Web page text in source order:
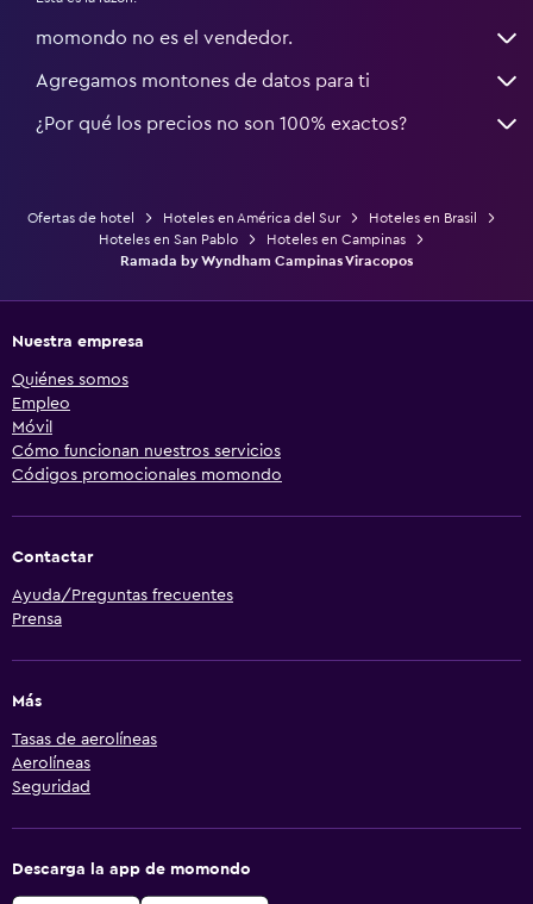
momondo no es el vendedor.
Agregamos montones de datos para ti
¿Por qué los precios no son 100% exactos?
Ofertas de hotel Hoteles en América del Sur
Hoteles en Brasil
Hoteles en San Pablo
Hoteles en Campinas
Ramada by Wyndham Campinas Viracopos
Nuestra empresa
Quiénes somos
Empleo
Móvil
Cómo funcionan nuestros servicios
Códigos promocionales momondo
Contactar
Ayuda/Preguntas frecuentes
Prensa
Más
Tasas de aerolíneas
Aerolíneas
Seguridad
Descarga la app de momondo